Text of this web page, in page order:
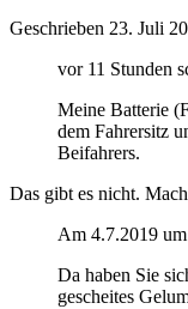
Geschrieben 23. Juli
vor 11 Stunden
Meine Batterie
dem Fahrersitz
Beifahrers.
Das gibt es nicht.
Am 4.7.2019
Da haben Sie
gescheites